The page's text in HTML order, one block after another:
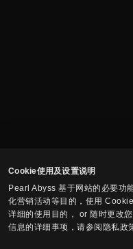
Cookie使用及设置说明
Pearl Abyss 基于网站的必要功
化营销活动等目的，使用
详细的使用目的， or 随时更改
信息的详细事项，请参阅隐私政